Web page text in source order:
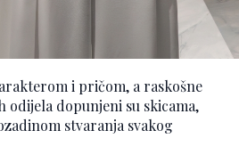
i pričom, a raskošne
odijela dopunjeni su skicama,
stvaranja svakog